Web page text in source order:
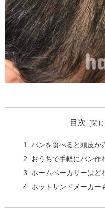
目次
パンを食べると頭皮が
おうちで手軽にパン作
ホームベーカリーはど
ホットサンドメーカー